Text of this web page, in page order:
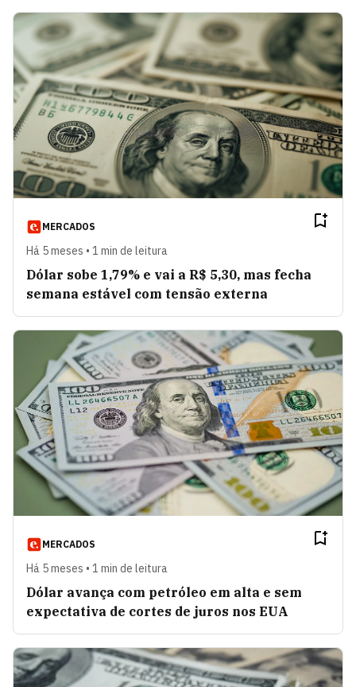
MERCADOS
Há 5 meses • 1 min de leitura
Dólar sobe 1,79% e vai a R$ 5,30, mas fecha
semana estável com tensão externa
MERCADOS
Há 5 meses • 1 min de leitura
Dólar avança com petróleo em alta e sem
expectativa de cortes de juros nos EUA